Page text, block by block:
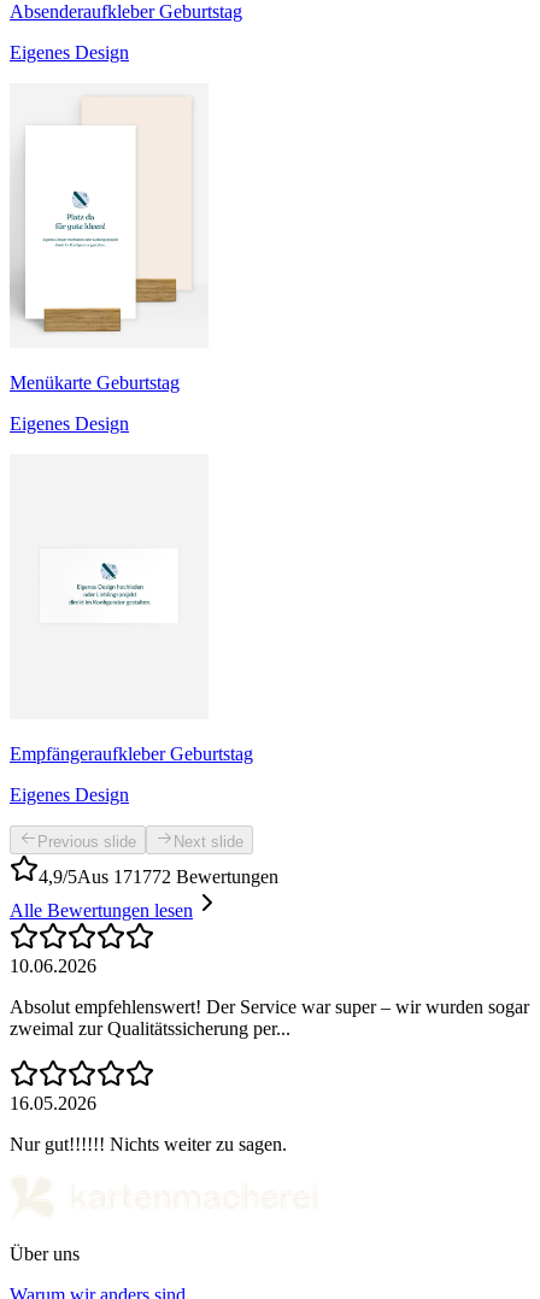
Absenderaufkleber Geburtstag
Eigenes Design
Menükarte Geburtstag
Eigenes Design
Empfängeraufkleber Geburtstag
Eigenes Design
Previous slide Next slide
4,9/5Aus 171772 Bewertungen
Alle Bewertungen lesen
10.06.2026
Absolut empfehlenswert! Der Service war super – wir wurden sogar
zweimal zur Qualitätssicherung per...
16.05.2026
Nur gut!!!!!! Nichts weiter zu sagen.
Über uns